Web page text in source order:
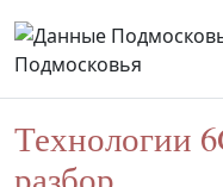
Подмосковья
Технологии